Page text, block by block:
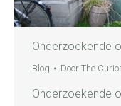
Onderzoekende
Blog Door The
Onderzoekende